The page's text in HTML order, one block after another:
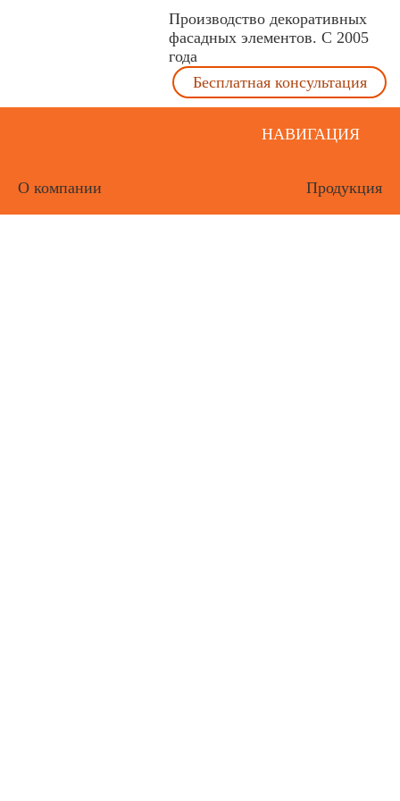
Производство декоративных
фасадных элементов. С 2005
года
Бесплатная консультация
НАВИГАЦИЯ
О компании Продукция